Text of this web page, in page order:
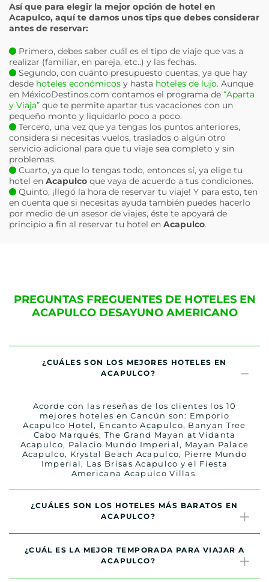
Así que para elegir la mejor opción de hotel en
Acapulco, aquí te damos unos tips que debes considerar
antes de reservar:
Primero, debes saber cuál es el tipo de viaje que vas a
realizar (familiar, en pareja, etc..) y las fechas.
Segundo, con cuánto presupuesto cuentas, ya que hay
desde hoteles económicos y hasta hoteles de lujo. Aunque
en MéxicoDestinos.com contamos el programa de “Aparta
y Viaja” que te permite apartar tus vacaciones con un
pequeño monto y liquidarlo poco a poco.
Tercero, una vez que ya tengas los puntos anteriores,
considera si necesitas vuelos, traslados o algún otro
servicio adicional para que tu viaje sea completo y sin
problemas.
Cuarto, ya que lo tengas todo, entonces sí, ya elige tu
hotel en Acapulco que vaya de acuerdo a tus condiciones.
Quinto, ¡llegó la hora de reservar tu viaje! Y para esto, ten
en cuenta que si necesitas ayuda también puedes hacerlo
por medio de un asesor de viajes, éste te apoyará de
principio a fin al reservar tu hotel en Acapulco.
PREGUNTAS FREGUENTES DE HOTELES EN
ACAPULCO DESAYUNO AMERICANO
¿CUÁLES SON LOS MEJORES HOTELES EN
ACAPULCO?
Acorde con las reseñas de los clientes los 10
mejores hoteles en Cancún son: Emporio
Acapulco Hotel, Encanto Acapulco, Banyan Tree
Cabo Marqués, The Grand Mayan at Vidanta
Acapulco, Palacio Mundo Imperial, Mayan Palace
Acapulco, Krystal Beach Acapulco, Pierre Mundo
Imperial, Las Brisas Acapulco y el Fiesta
Americana Acapulco Villas.
¿CUÁLES SON LOS HOTELES MÁS BARATOS EN
ACAPULCO?
¿CUÁL ES LA MEJOR TEMPORADA PARA VIAJAR A
ACAPULCO?